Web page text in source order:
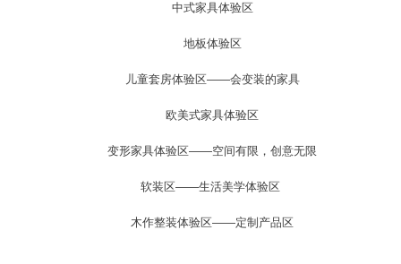
中式家具体验区
地板体验区
儿童套房体验区——会变装的家具
欧美式家具体验区
变形家具体验区——空间有限，创意无限
软装区——生活美学体验区
木作整装体验区——定制产品区